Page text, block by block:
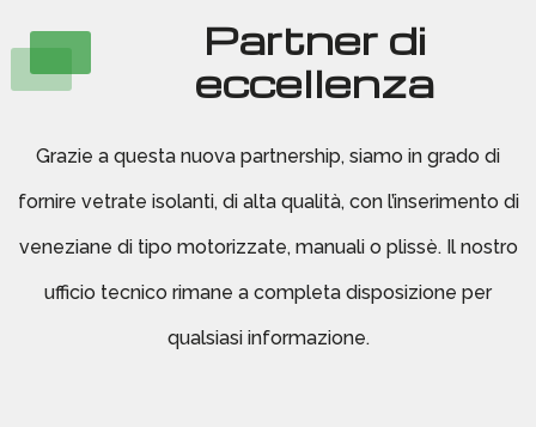
Partner di
eccellenza
Grazie a questa nuova partnership, siamo in grado di
fornire vetrate isolanti, di alta qualità, con l’inserimento di
veneziane di tipo motorizzate, manuali o plissè. Il nostro
ufficio tecnico rimane a completa disposizione per
qualsiasi informazione.